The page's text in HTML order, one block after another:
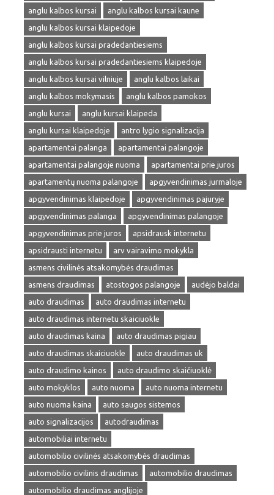
anglu kalbos kursai
anglu kalbos kursai kaune
anglu kalbos kursai klaipedoje
anglu kalbos kursai pradedantiesiems
anglu kalbos kursai pradedantiesiems klaipedoje
anglu kalbos kursai vilniuje
anglu kalbos laikai
anglu kalbos mokymasis
anglu kalbos pamokos
anglu kursai
anglu kursai klaipeda
anglu kursai klaipedoje
antro lygio signalizacija
apartamentai palanga
apartamentai palangoje
apartamentai palangoje nuoma
apartamentai prie juros
apartamentų nuoma palangoje
apgyvendinimas jurmaloje
apgyvendinimas klaipedoje
apgyvendinimas pajuryje
apgyvendinimas palanga
apgyvendinimas palangoje
apgyvendinimas prie juros
apsidrausk internetu
apsidrausti internetu
arv vairavimo mokykla
asmens civilinės atsakomybės draudimas
asmens draudimas
atostogos palangoje
audėjo baldai
auto draudimas
auto draudimas internetu
auto draudimas internetu skaiciuokle
auto draudimas kaina
auto draudimas pigiau
auto draudimas skaiciuokle
auto draudimas uk
auto draudimo kainos
auto draudimo skaičiuoklė
auto mokyklos
auto nuoma
auto nuoma internetu
auto nuoma kaina
auto saugos sistemos
auto signalizacijos
autodraudimas
automobiliai internetu
automobilio civilinės atsakomybės draudimas
automobilio civilinis draudimas
automobilio draudimas
automobilio draudimas anglijoje